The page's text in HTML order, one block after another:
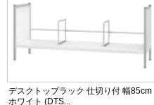
デスクトップラック 仕切り付 幅85cm
ホワイト (DTS...